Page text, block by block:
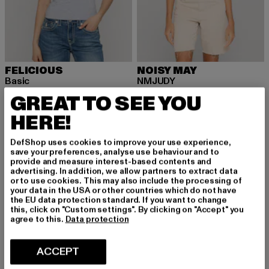
FELICIOUS
Basic
18,99 EUR
Ajankohtainen hinta: 18,99 EUR
24,99 EUR Kampanjahinta: 24,99 EUR
NOISY MAY
NMJUDY
14,99 EUR
Ajankohtainen hinta: 14,99 EUR
19,99 EUR
-11% -14%
GREAT TO SEE YOU
HERE!
DefShop uses cookies to improve your use experience,
save your preferences, analyse use behaviour and to
provide and measure interest-based contents and
advertising. In addition, we allow partners to extract data
or to use cookies. This may also include the processing of
your data in the USA or other countries which do not have
the EU data protection standard. If you want to change
this, click on "Custom settings". By clicking on "Accept" you
agree to this. Data protection
ACCEPT